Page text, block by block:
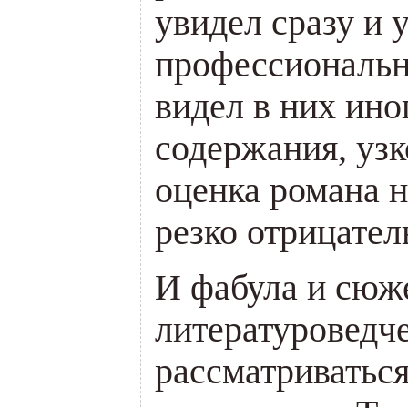
увидел сразу и
видел в них
содержания,
оценка романа
резко
И фабула и